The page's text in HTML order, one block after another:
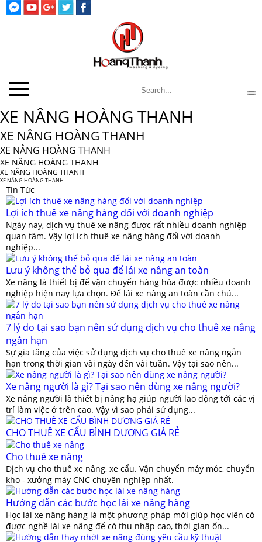
XE NÂNG HOÀNG THANH
XE NÂNG HOÀNG THANH
XE NÂNG HOÀNG THANH
XE NÂNG HOÀNG THANH
XE NÂNG HOÀNG THANH
XE NÂNG HOÀNG THANH
Tin Tức
Lợi ích thuê xe nâng hàng đối với doanh nghiệp
Ngày nay, dịch vụ thuê xe nâng được rất nhiều doanh nghiệp
quan tâm. Vậy lợi ích thuê xe nâng hàng đối với doanh
nghiệp...
Lưu ý không thể bỏ qua để lái xe nâng an toàn
Xe nâng là thiết bị để vận chuyển hàng hóa được nhiều doanh
nghiệp hiện nay lựa chọn. Để lái xe nâng an toàn cần chú...
7 lý do tại sao bạn nên sử dụng dịch vụ cho thuê xe nâng
ngắn hạn
Sự gia tăng của việc sử dụng dịch vụ cho thuê xe nâng ngắn
hạn trong thời gian vài ngày đến vài tuần. Vậy tại sao nên...
Xe nâng người là gì? Tại sao nên dùng xe nâng người?
Xe nâng người là thiết bị nâng hạ giúp người lao động tới các vị
trí làm việc ở trên cao. Vậy vì sao phải sử dụng...
CHO THUÊ XE CẨU BÌNH DƯƠNG GIÁ RẺ
Cho thuê xe nâng
Dịch vụ cho thuê xe nâng, xe cẩu. Vận chuyển máy móc, chuyển
kho - xưởng máy CNC chuyên nghiệp nhất.
Hướng dẫn các bước học lái xe nâng hàng
Học lái xe nâng hàng là một phương pháp mới giúp học viên có
được nghề lái xe nâng để có thu nhập cao, thời gian ổn...